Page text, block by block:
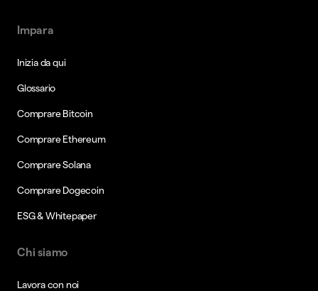
Impara
Inizia da qui
Glossario
Comprare Bitcoin
Comprare Ethereum
Comprare Solana
Comprare Dogecoin
ESG & Whitepaper
Chi siamo
Lavora con noi